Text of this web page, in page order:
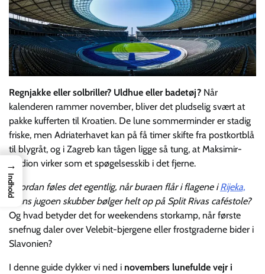
Regnjakke eller solbriller? Uldhue eller badetøj? Når
kalenderen rammer november, bliver det pludselig svært at
pakke kufferten til Kroatien. De lune sommerminder er stadig
friske, men Adriaterhavet kan på få timer skifte fra postkortblå
til blygråt, og i Zagreb kan tågen ligge så tung, at Maksimir-
stadion virker som et spøgelsesskib i det fjerne.
Hvordan føles det egentlig, når buraen flår i flagene iRijeka,
mens jugoen skubber bølger helt op på Split Rivas caféstole?
Og hvad betyder det for weekendens storkamp, når første
snefnug daler over Velebit-bjergene eller frostgraderne bider i
Slavonien?
I denne guide dykker vi ned i novembers lunefulde vejr i
→
Indhold